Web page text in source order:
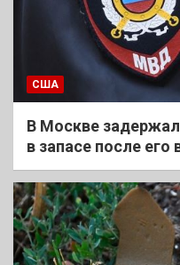
США
В Москве
в запасе после